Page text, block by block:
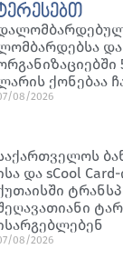
ქონებაა
08/2026
და sCool
08/2026